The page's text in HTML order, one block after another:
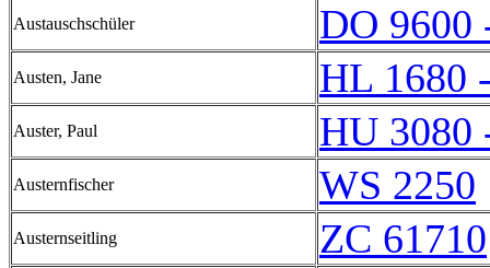
Austauschschüler DO 9600
Austen, Jane HL 1680
Auster, Paul HU 3080
Austernfischer WS 2250
Austernseitling ZC 61710